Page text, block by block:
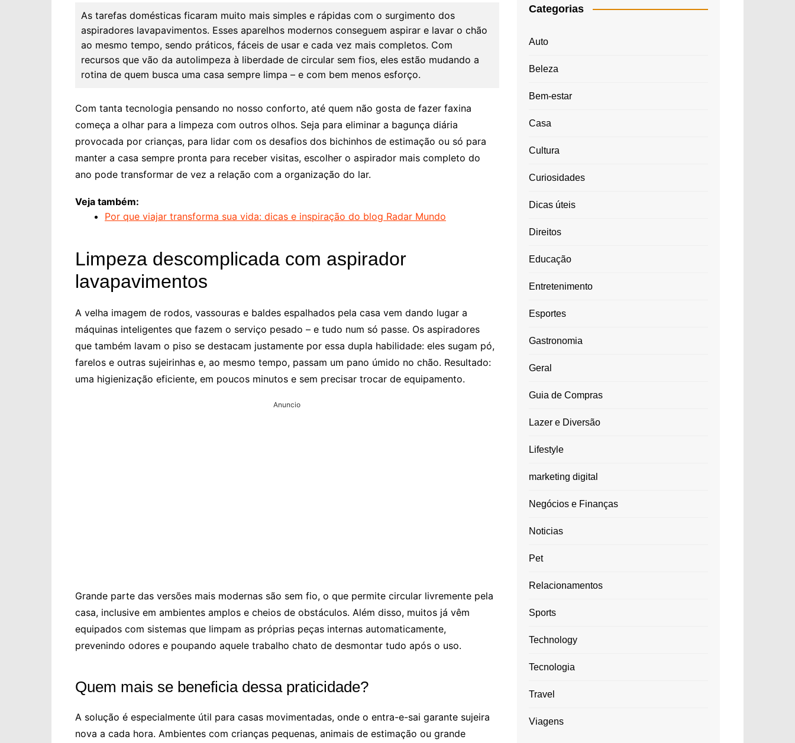
As tarefas domésticas ficaram muito mais simples e rápidas com o surgimento dos
aspiradores lavapavimentos. Esses aparelhos modernos conseguem aspirar e lavar o chão
ao mesmo tempo, sendo práticos, fáceis de usar e cada vez mais completos. Com
recursos que vão da autolimpeza à liberdade de circular sem fios, eles estão mudando a
rotina de quem busca uma casa sempre limpa – e com bem menos esforço.
Com tanta tecnologia pensando no nosso conforto, até quem não gosta de fazer faxina
começa a olhar para a limpeza com outros olhos. Seja para eliminar a bagunça diária
provocada por crianças, para lidar com os desafios dos bichinhos de estimação ou só para
manter a casa sempre pronta para receber visitas, escolher o aspirador mais completo do
ano pode transformar de vez a relação com a organização do lar.
Veja também:
Por que viajar transforma sua vida: dicas e inspiração do blog Radar Mundo
Limpeza descomplicada com aspirador
lavapavimentos
A velha imagem de rodos, vassouras e baldes espalhados pela casa vem dando lugar a
máquinas inteligentes que fazem o serviço pesado – e tudo num só passe. Os aspiradores
que também lavam o piso se destacam justamente por essa dupla habilidade: eles sugam pó,
farelos e outras sujeirinhas e, ao mesmo tempo, passam um pano úmido no chão. Resultado:
uma higienização eficiente, em poucos minutos e sem precisar trocar de equipamento.
Anuncio
Grande parte das versões mais modernas são sem fio, o que permite circular livremente pela
casa, inclusive em ambientes amplos e cheios de obstáculos. Além disso, muitos já vêm
equipados com sistemas que limpam as próprias peças internas automaticamente,
prevenindo odores e poupando aquele trabalho chato de desmontar tudo após o uso.
Quem mais se beneficia dessa praticidade?
A solução é especialmente útil para casas movimentadas, onde o entra-e-sai garante sujeira
nova a cada hora. Ambientes com crianças pequenas, animais de estimação ou grande
Categorias
Auto
Beleza
Bem-estar
Casa
Cultura
Curiosidades
Dicas úteis
Direitos
Educação
Entretenimento
Esportes
Gastronomia
Geral
Guia de Compras
Lazer e Diversão
Lifestyle
marketing digital
Negócios e Finanças
Noticias
Pet
Relacionamentos
Sports
Technology
Tecnologia
Travel
Viagens